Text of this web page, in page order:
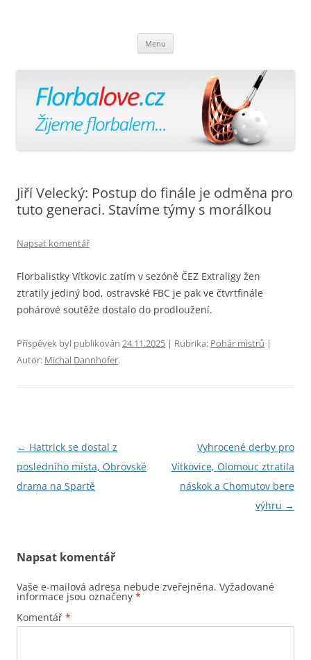
Menu
webu
Jiří Velecký: Postup do finále je odměna pro
tuto generaci. Stavíme týmy s morálkou
Napsat komentář
Florbalistky Vítkovic zatím v sezóně ČEZ Extraligy žen
ztratily jediný bod, ostravské FBC je pak ve čtvrtfinále
pohárové soutěže dostalo do prodloužení.
Příspěvek byl publikován 24.11.2025 | Rubrika: Pohár mistrů |
Autor: Michal Dannhofer.
Navigace
pro
příspěvky
← Hattrick se dostal z
posledního místa, Obrovské
drama na Spartě
Vyhrocené derby pro
Vítkovice, Olomouc ztratila
náskok a Chomutov bere
výhru →
Napsat komentář
Vaše e-mailová adresa nebude zveřejněna. Vyžadované
informace jsou označeny *
Komentář *